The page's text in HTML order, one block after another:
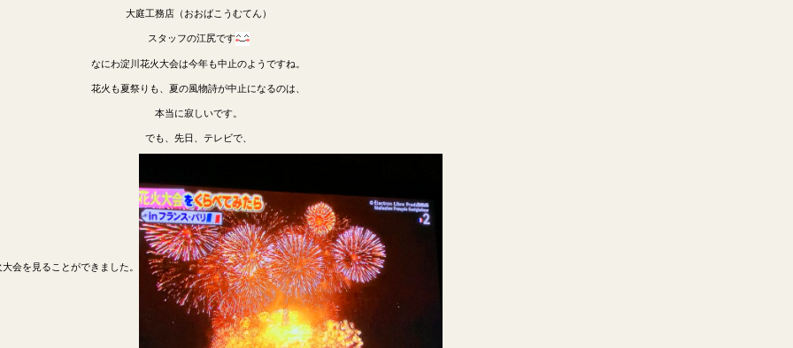
大庭工務店（おおばこうむてん）
スタッフの江尻です
なにわ淀川花火大会は今年も中止のようですね。
花火も夏祭りも、夏の風物詩が中止になるのは、
本当に寂しいです。
でも、先日、テレビで、
会を見ることができました。